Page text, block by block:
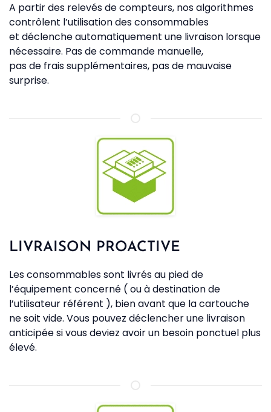
A partir des relevés de compteurs, nos algorithmes
contrôlent l’utilisation des consommables
et déclenche automatiquement une livraison lorsque
nécessaire. Pas de commande manuelle,
pas de frais supplémentaires, pas de mauvaise
surprise.
LIVRAISON PROACTIVE
Les consommables sont livrés au pied de
l’équipement concerné ( ou à destination de
l’utilisateur référent ), bien avant que la cartouche
ne soit vide. Vous pouvez déclencher une livraison
anticipée si vous deviez avoir un besoin ponctuel plus
élevé.